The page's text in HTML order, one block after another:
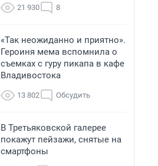
21 930 8
«Так неожиданно и приятно».
Героиня мема вспомнила о
съемках с гуру пикапа в кафе
Владивостока
13 802 Обсудить
В Третьяковской галерее
покажут пейзажи, снятые на
смартфоны